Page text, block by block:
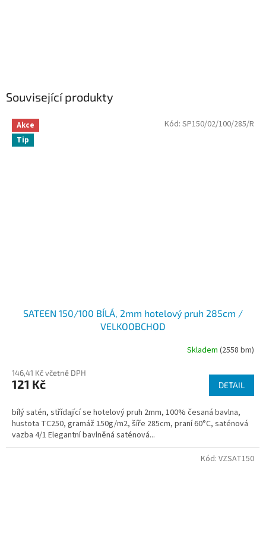
Související produkty
Akce
Tip
SATEEN 150/100 BÍLÁ, 2mm hotelový pruh 285cm /
VELKOOBCHOD
Skladem (2558 bm)
146,41 Kč včetně DPH
121 Kč DETAIL
bílý satén, střídající se hotelový pruh 2mm, 100% česaná bavlna,
hustota TC250, gramáž 150g/m2, šíře 285cm, praní 60°C, saténová
vazba 4/1 Elegantní bavlněná saténová...
Kód: SP150/02/100/285/R
Kód: VZSAT150